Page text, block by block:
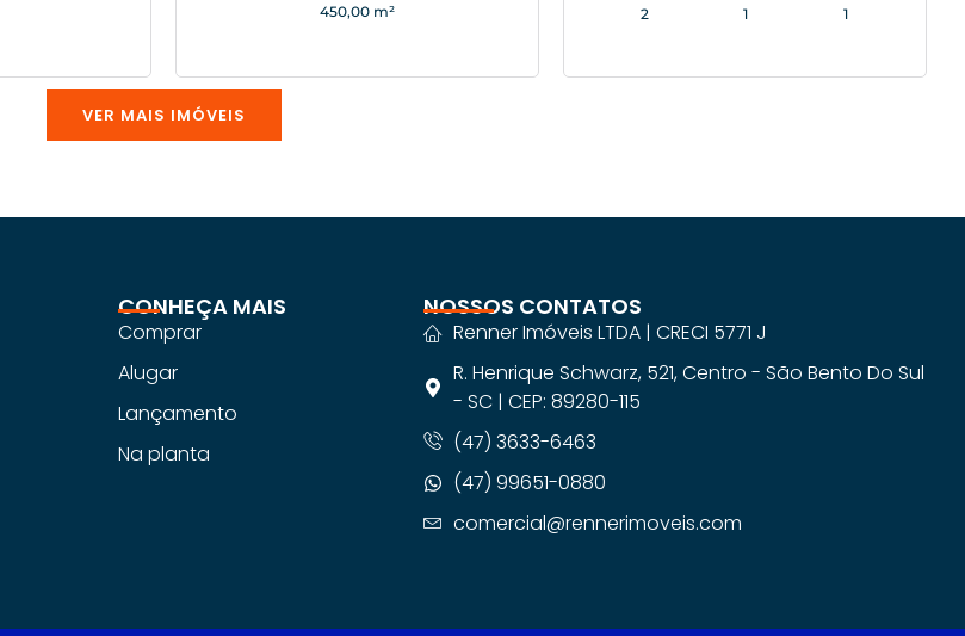
450,00 m²
2
1
1
VER MAIS IMÓVEIS
CONHEÇA MAIS
Comprar
Alugar
Lançamento
Na planta
NOSSOS CONTATOS
Renner Imóveis LTDA | CRECI 5771 J
R. Henrique Schwarz, 521, Centro - São Bento Do Sul
- SC | CEP: 89280-115
(47) 3633-6463
(47) 99651-0880
comercial@rennerimoveis.com